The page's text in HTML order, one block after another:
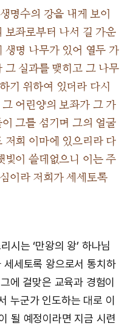
명수의 강을 내게 보이
보좌로부터 나서 길 가운
생명 나무가 있어 열두 가
그 실과를 맺히고 그 나무
기 위하여 있더라 다시
어린양의 보좌가 그 가
그를 섬기며 그의 얼굴
저희 이마에 있으리라 다
빛이 쓸데없으니 이는 주
이라 저희가 세세토록
시는 ‘만왕의 왕’ 하나님
세토록 왕으로서 통치하
에 걸맞은 교육과 경험이
누군가 인도하는 대로 이
될 예정이라면 지금 시련